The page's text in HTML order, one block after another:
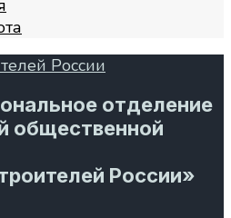
отделение
общественной
России»